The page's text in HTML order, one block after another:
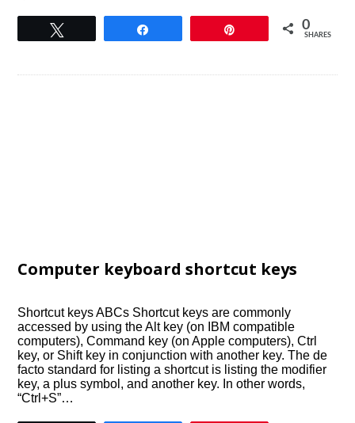
0
SHARES
Computer keyboard shortcut keys
Shortcut keys ABCs Shortcut keys are commonly
accessed by using the Alt key (on IBM compatible
computers), Command key (on Apple computers), Ctrl
key, or Shift key in conjunction with another key. The de
facto standard for listing a shortcut is listing the modifier
key, a plus symbol, and another key. In other words,
“Ctrl+S”…